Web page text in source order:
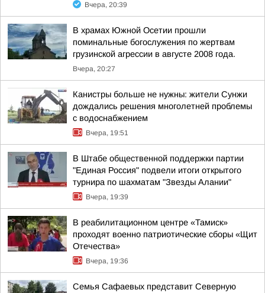
Вчера, 20:39
В храмах Южной Осетии прошли
поминальные богослужения по жертвам
грузинской агрессии в августе 2008 года.
Вчера, 20:27
Канистры больше не нужны: жители Сунжи
дождались решения многолетней проблемы
с водоснабжением
Вчера, 19:51
В Штабе общественной поддержки партии
"Единая Россия" подвели итоги открытого
турнира по шахматам "Звезды Алании"
Вчера, 19:39
В реабилитационном центре «Тамиск»
проходят военно патриотические сборы «Щит
Отечества»
Вчера, 19:36
Семья Сафаевых представит Северную